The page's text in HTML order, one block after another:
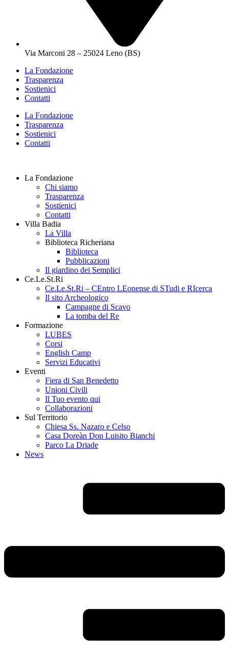
Via Marconi 28 – 25024 Leno (BS)
La Fondazione
Trasparenza
Sostienici
Contatti
La Fondazione
Trasparenza
Sostienici
Contatti
La Fondazione
Chi siamo
Trasparenza
Sostienici
Contatti
Villa Badia
La Villa
Biblioteca Richeriana
Biblioteca
Pubblicazioni
Il giardino dei Semplici
Ce.Le.St.Ri
Ce.Le.St.Ri – CEntro LEonense di STudi e RIcerca
Il sito Archeologico
Campagne di Scavo
La tomba del Re
Formazione
LUBES
Corsi
English Camp
Servizi Educativi
Eventi
Fiera di San Benedetto
Unioni Civili
Il Tuo evento qui
Collaborazioni
Sul Territorio
Chiesa Ss. Nazaro e Celso
Casa Doreàn Don Luisito Bianchi
Parco La Driade
News